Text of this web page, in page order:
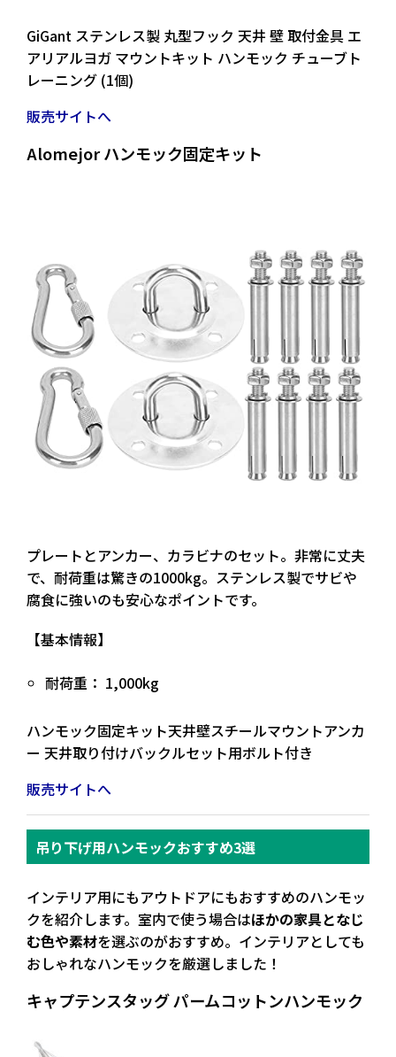
GiGant ステンレス製 丸型フック 天井 壁 取付金具 エ
アリアルヨガ マウントキット ハンモック チューブト
レーニング (1個)
販売サイトへ
Alomejor ハンモック固定キット
プレートとアンカー、カラビナのセット。非常に丈夫
で、 耐荷重は驚きの1000kg。 ステンレス製でサビや
腐食に強いのも安心なポイントです。
【基本情報】
耐荷重： 1,000kg
ハンモック固定キット天井壁スチールマウントアンカ
ー 天井取り付けバックルセット用ボルト付き
販売サイトへ
吊り下げ用ハンモックおすすめ3選
インテリア用にもアウトドアにもおすすめのハンモッ
クを紹介します。室内で使う場合はほかの家具となじ
む色や素材を選ぶのがおすすめ。 インテリアとしても
おしゃれなハンモックを厳選しました！
キャプテンスタッグ パームコットンハンモック